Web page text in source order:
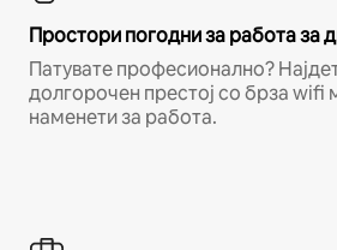
Простори погодни за работа за
Патувате професионално?
долгорочен престој со брза
наменети за работа.